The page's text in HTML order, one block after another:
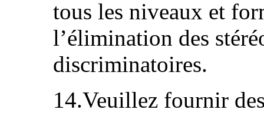
tous les niveaux et
l’élimination des
discriminatoires.
14.Veuillez fournir